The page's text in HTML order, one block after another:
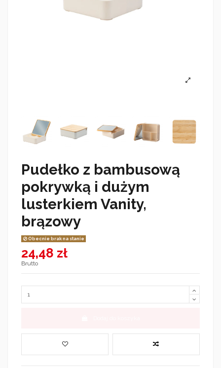
Pudełko z bambusową
pokrywką i dużym
lusterkiem Vanity,
brązowy
Obecnie brak na stanie
24,48 zł
Brutto